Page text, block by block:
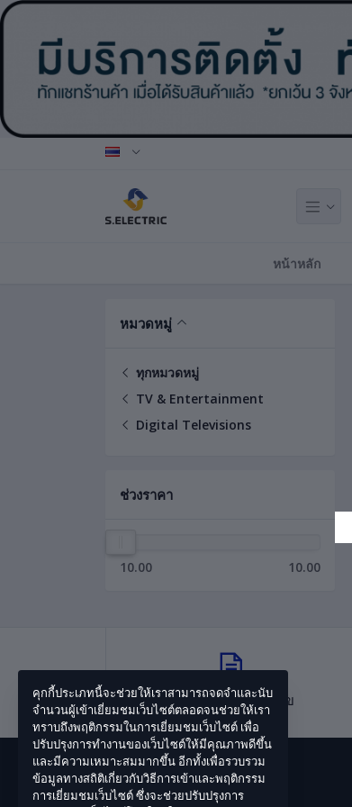
หน้าหลัก
หมวดหมู่
ทุกหมวดหมู่
TV & Entertainment
Digital Televisions
ช่วงราคา
10.00 10.00
ข้อตกลงและเงื่อนไข
คุกกี้ประเภทนี้จะช่วยให้เราสามารถจดจำและนับ
จำนวนผู้เข้าเยี่ยมชมเว็บไซต์ตลอดจนช่วยให้เรา
ทราบถึงพฤติกรรมในการเยี่ยมชมเว็บไซต์ เพื่อ
ปรับปรุงการทำงานของเว็บไซต์ให้มีคุณภาพดีขึ้น
และมีความเหมาะสมมากขึ้น อีกทั้งเพื่อรวบรวม
ข้อมูลทางสถิติเกี่ยวกับวิธีการเข้าและพฤติกรรม
การเยี่ยมชมเว็บไซต์ ซึ่งจะช่วยปรับปรุงการ